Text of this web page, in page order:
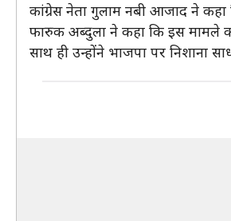
कांग्रेस नेता गुलाम नबी आजाद ने कहा
फारुक अब्दुला ने कहा कि इस मामले
साथ ही उन्होंने भाजपा पर निशाना